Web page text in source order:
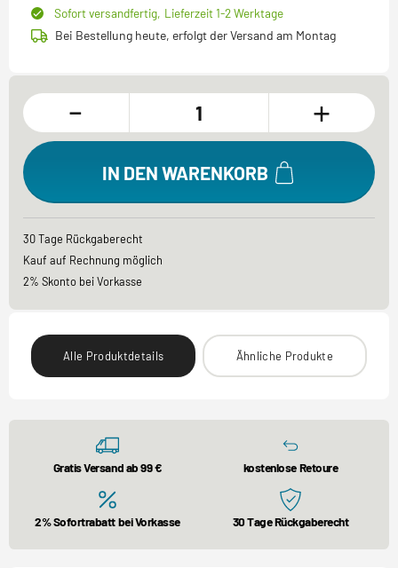
Sofort versandfertig, Lieferzeit 1-2 Werktage
Bei Bestellung heute, erfolgt der Versand am Montag
- +
IN DEN WARENKORB
30 Tage Rückgaberecht
Kauf auf Rechnung möglich
2% Skonto bei Vorkasse
Alle Produktdetails Ähnliche Produkte
Gratis Versand ab 99 € kostenlose Retoure
2% Sofortrabatt bei Vorkasse 30 Tage Rückgaberecht